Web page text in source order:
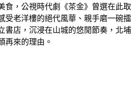
食，公視時代劇《茶金》曾選在此取
受老洋樓的絕代風華、親手磨一碗擂
書店，沉浸在山城的悠閒節奏，北埔
再來的理由。